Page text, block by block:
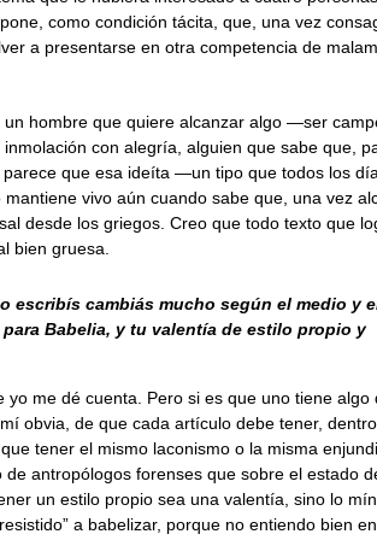
como condición tácita, que, una vez
a presentarse en otra competencia de
hombre que quiere alcanzar algo —ser
con alegría, alguien que sabe que,
que esa ideíta —un tipo que todos los
vivo aún cuando sabe que, una vez
desde los griegos. Creo que todo texto que
bien gruesa.
escribís cambiás mucho según el medio y
Babelia, y tu valentía de estilo propio y
me dé cuenta. Pero si es que uno tiene algo
obvia, de que cada artículo debe tener,
tener el mismo laconismo o la misma
antropólogos forenses que sobre el estado
un estilo propio sea una valentía, sino lo
a babelizar, porque no entiendo bien